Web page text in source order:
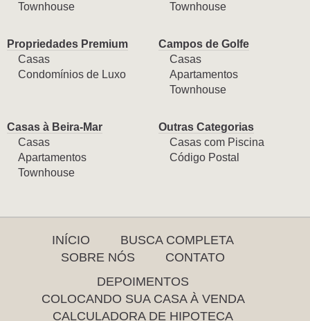
Townhouse
Townhouse
Propriedades Premium
Casas
Condomínios de Luxo
Campos de Golfe
Casas
Apartamentos
Townhouse
Casas à Beira-Mar
Casas
Apartamentos
Townhouse
Outras Categorias
Casas com Piscina
Código Postal
INÍCIO
BUSCA COMPLETA
SOBRE NÓS
CONTATO
DEPOIMENTOS
COLOCANDO SUA CASA À VENDA
CALCULADORA DE HIPOTECA